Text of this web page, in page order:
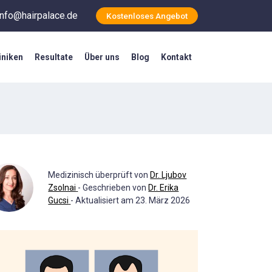
Kostenloses Angebot
Resultate Über uns Blog Kontakt
Medizinisch überprüft von Dr. Ljubov
Zsolnai - Geschrieben von Dr. Erika
Gucsi - Aktualisiert am 23. März 2026